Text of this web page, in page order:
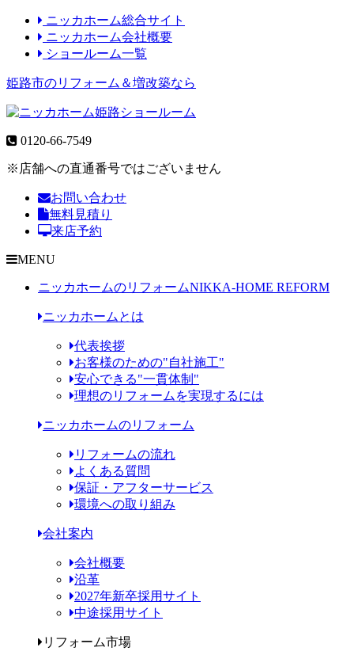
ニッカホーム総合サイト
ニッカホーム会社概要
ショールーム一覧
姫路市のリフォーム＆増改築なら
0120-66-7549
※店舗への直通番号ではございません
お問い合わせ
無料見積り
来店予約
MENU
ニッカホームのリフォームNIKKA-HOME REFORM
ニッカホームとは
代表挨拶
お客様のための"自社施工"
安心できる"一貫体制"
理想のリフォームを実現するには
ニッカホームのリフォーム
リフォームの流れ
よくある質問
保証・アフターサービス
環境への取り組み
会社案内
会社概要
沿革
2027年新卒採用サイト
中途採用サイト
リフォーム市場